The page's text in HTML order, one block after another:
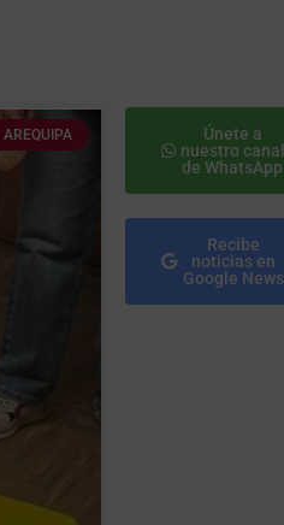
AREQUIPA
Únete a
nuestro canal
de WhatsApp
Recibe
noticias en
Google News